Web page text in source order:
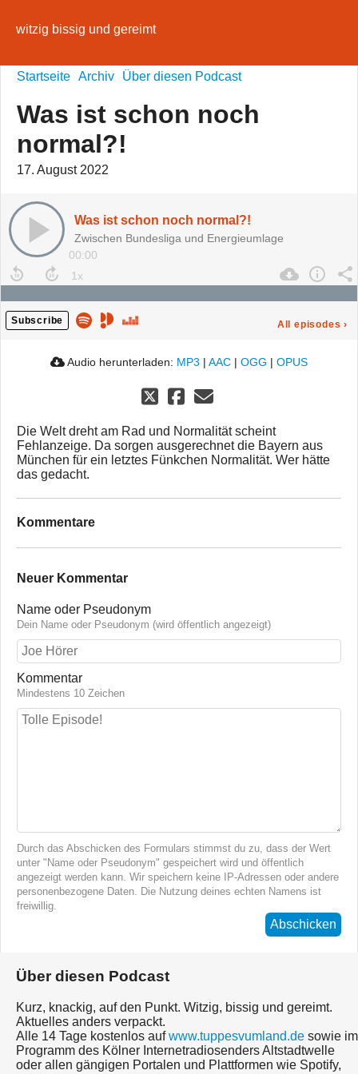
witzig bissig und gereimt
Startseite Archiv Über diesen Podcast
Was ist schon noch
normal?!
17. August 2022
Was ist schon noch normal?!
Zwischen Bundesliga und Energieumlage
00:00
Subscribe All episodes ›
Audio herunterladen: MP3 | AAC | OGG | OPUS
Die Welt dreht am Rad und Normalität scheint
Fehlanzeige. Da sorgen ausgerechnet die Bayern aus
München für ein letztes Fünkchen Normalität. Wer hätte
das gedacht.
Kommentare
Neuer Kommentar
Name oder Pseudonym
Dein Name oder Pseudonym (wird öffentlich angezeigt)
Kommentar
Mindestens 10 Zeichen
Durch das Abschicken des Formulars stimmst du zu, dass der Wert
unter "Name oder Pseudonym" gespeichert wird und öffentlich
angezeigt werden kann. Wir speichern keine IP-Adressen oder andere
personenbezogene Daten. Die Nutzung deines echten Namens ist
freiwillig.
Abschicken
Über diesen Podcast
Kurz, knackig, auf den Punkt. Witzig, bissig und gereimt.
Aktuelles anders verpackt.
Alle 14 Tage kostenlos aufwww.tuppesvumland.de sowie im
Programm des Kölner Internetradiosenders Altstadtwelle
oder allen gängigen Portalen und Plattformen wie Spotify,